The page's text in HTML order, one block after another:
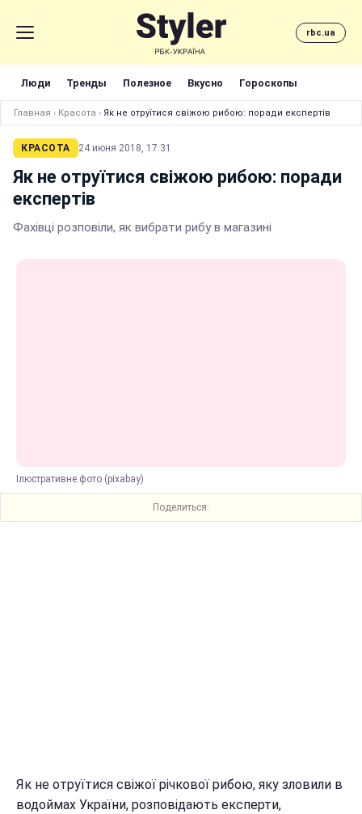
rbc.ua
Люди Тренды Полезное Вкусно Гороскопы
Главная › Красота › Як не отруїтися свіжою рибою: поради експертів
КРАСОТА 24 июня 2018, 17:31
Як не отруїтися свіжою рибою: поради
експертів
Фахівці розповіли, як вибрати рибу в магазині
Ілюстративне фото (pixabay)
Поделиться:
Як не отруїтися свіжої річкової рибою, яку зловили в
водоймах України, розповідають експерти,